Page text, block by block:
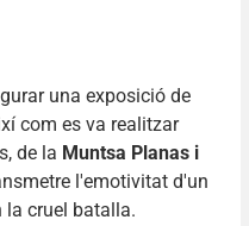
una exposició de
com es va realitzar
de la Muntsa Planas i
l'emotivitat d'un
cruel batalla.